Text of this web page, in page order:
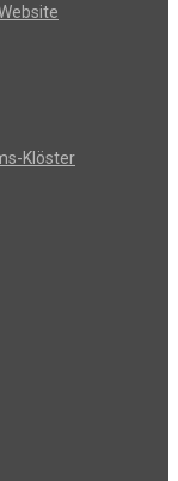
Klöster